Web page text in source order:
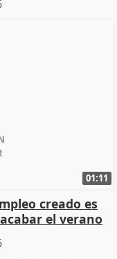
01:11
creado es
el verano